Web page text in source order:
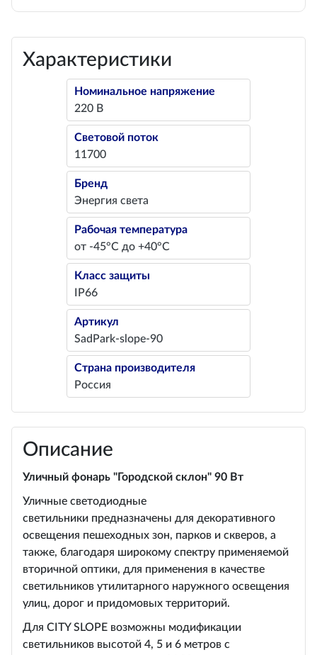
Характеристики
Номинальное напряжение
220 В
Световой поток
11700
Бренд
Энергия света
Рабочая температура
от -45°С до +40°С
Класс защиты
IP66
Артикул
SadPark-slope-90
Страна производителя
Россия
Описание
Уличный фонарь "Городской склон" 90 Вт
Уличные светодиодные
светильники предназначены для декоративного
освещения пешеходных зон, парков и скверов, а
также, благодаря широкому спектру применяемой
вторичной оптики, для применения в качестве
светильников утилитарного наружного освещения
улиц, дорог и придомовых территорий.
Для CITY SLOPE возможны модификации
светильников высотой 4, 5 и 6 метров с